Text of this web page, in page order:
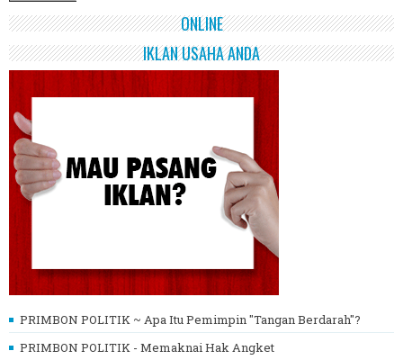
ONLINE
IKLAN USAHA ANDA
PRIMBON POLITIK ~ Apa Itu Pemimpin "Tangan Berdarah"?
PRIMBON POLITIK - Memaknai Hak Angket